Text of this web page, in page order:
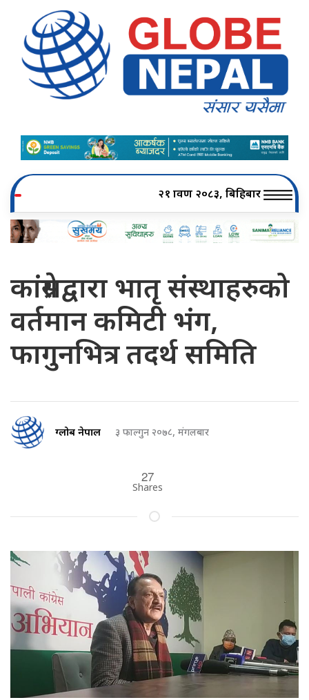
२१ श्रावण २०८३, बिहिबार
कांग्रेसद्वारा भातृ संस्थाहरुको
वर्तमान कमिटी भंग,
फागुनभित्र तदर्थ समिति
ग्लोब नेपाल ३ फाल्गुन २०७८, मंगलबार
27
Shares